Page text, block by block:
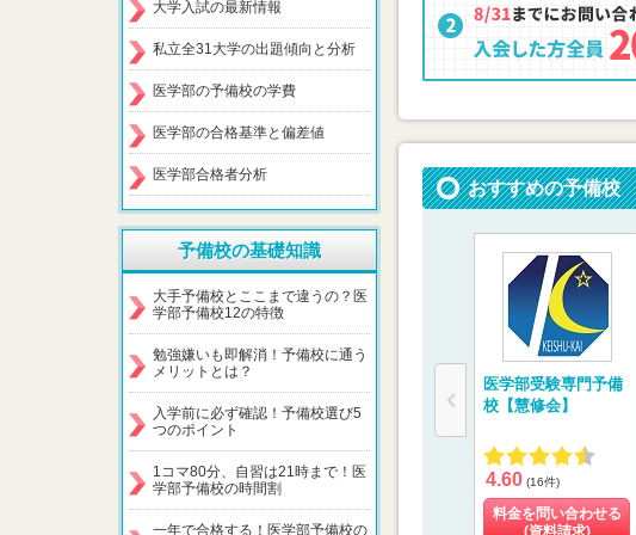
おすすめの予備校
医学部受験専門予備
校【慧修会】
4.60 (16件)
料金を問い合わせる
大学入試の最新情報
私立全31大学の出題傾向と分析
医学部の予備校の学費
医学部の合格基準と偏差値
医学部合格者分析
予備校の基礎知識
大手予備校とここまで違うの？医
学部予備校12の特徴
勉強嫌いも即解消！予備校に通う
メリットとは？
入学前に必ず確認！予備校選び5
つのポイント
1コマ80分、自習は21時まで！医
学部予備校の時間割
一年で合格する！医学部予備校の